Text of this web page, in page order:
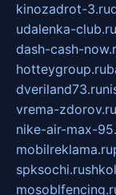
kinozadrot-3.ru
udalenka-club.ru
dash-cash-
hotteygroup.ru
dveriland73.ru
vrema-zdorov.ru
nike-air-max-
mobilreklama.ru
spksochi.ru